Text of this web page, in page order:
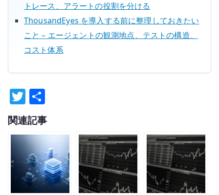
トレース、アラートの役割を分ける
ThousandEyes を導入する前に整理しておきたい
こと – エージェントの観測地点、テストの構造、
コスト体系
T
w
it
te
r
有
関連記事